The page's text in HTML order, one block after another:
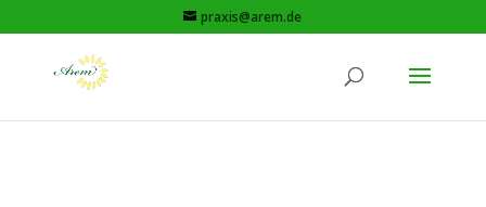
praxis@arem.de